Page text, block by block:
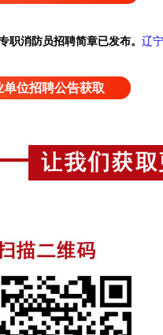
职消防员招聘简章已发布。 辽
位招聘公告获取